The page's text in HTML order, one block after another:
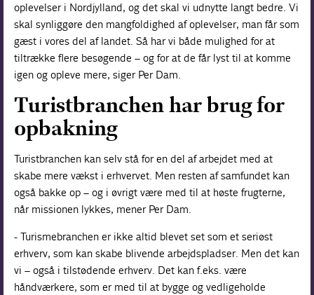
oplevelser i Nordjylland, og det skal vi udnytte langt bedre. Vi
skal synliggøre den mangfoldighed af oplevelser, man får som
gæst i vores del af landet. Så har vi både mulighed for at
tiltrække flere besøgende – og for at de får lyst til at komme
igen og opleve mere, siger Per Dam.
Turistbranchen har brug for
opbakning
Turistbranchen kan selv stå for en del af arbejdet med at
skabe mere vækst i erhvervet. Men resten af samfundet kan
også bakke op – og i øvrigt være med til at høste frugterne,
når missionen lykkes, mener Per Dam.
- Turismebranchen er ikke altid blevet set som et seriøst
erhverv, som kan skabe blivende arbejdspladser. Men det kan
vi – også i tilstødende erhverv. Det kan f.eks. være
håndværkere, som er med til at bygge og vedligeholde